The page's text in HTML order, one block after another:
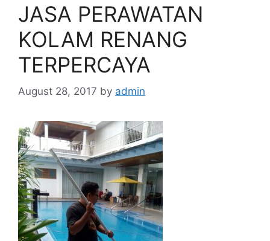
JASA PERAWATAN
KOLAM RENANG
TERPERCAYA
August 28, 2017 by admin